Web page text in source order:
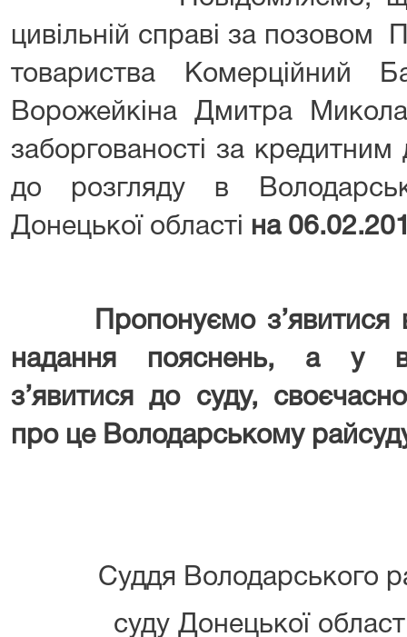
цивільній справі за позовом
товариства Комерційний
Ворожейкіна Дмитра
заборгованості за
до розгляду в
Донецької області на
Пропонуємо
надання пояснень, а у
з’явитися до суду,
про це Володарському
Суддя Володарського
суду